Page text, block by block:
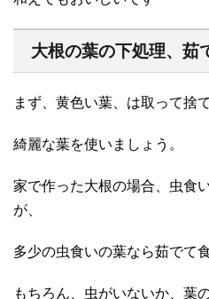
大根の葉の下処理、茹
まず、黄色い葉、は取って捨
綺麗な葉を使いましょう。
家で作った大根の場合、虫食
が、
多少の虫食いの葉なら茹でて
もちろん、虫がいないか、葉